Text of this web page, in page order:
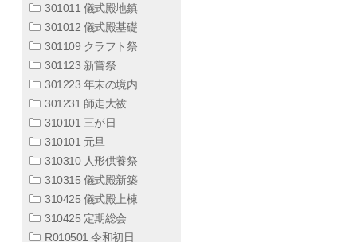
301011 儀式殿地鎮
301012 儀式殿基礎
301109 クラフト祭
301123 新嘗祭
301223 年末の境内
301231 師走大祓
310101 三が日
310101 元旦
310310 人形供養祭
310315 儀式殿新築
310425 儀式殿上棟
310425 定期総会
R010501 令和初日